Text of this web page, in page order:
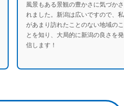
風景もある景観の豊かさに気づかさ
れました。新潟は広いですので、私
があまり訪れたことのない地域のこ
とを知り、大局的に新潟の良さを発
信します！